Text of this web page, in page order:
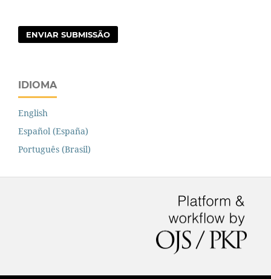
ENVIAR SUBMISSÃO
IDIOMA
English
Español (España)
Português (Brasil)